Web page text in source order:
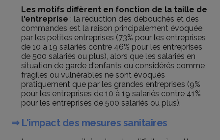
Les motifs diffèrent en fonction de la taille de
l'entreprise : la réduction des débouchés et des
commandes est la raison principalement évoquée
par les petites entreprises (73% pour les entreprises
de 10 à 19 salariés contre 46% pour les entreprises
de 500 salariés ou plus), alors que les salariés en
situation de garde d'enfants ou considérés comme
fragiles ou vulnérables ne sont évoqués
pratiquement que par les grandes entreprises (9%
pour les entreprises de 10 à 19 salariés contre 41%
pour les entreprises de 500 salariés ou plus).
⇒ L'impact des mesures sanitaires